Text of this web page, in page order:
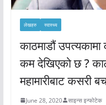
लेखहरु स्वास्थ्य
काठमाडौं
कम देखिएको छ ?
महामारीबाट कसरी
June 28, 2020 साइन्स इन्फोटेक